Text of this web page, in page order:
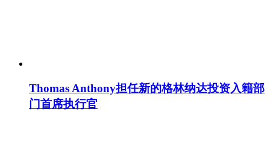
Thomas Anthony担任新的格林纳达投资入籍部
门首席执行官